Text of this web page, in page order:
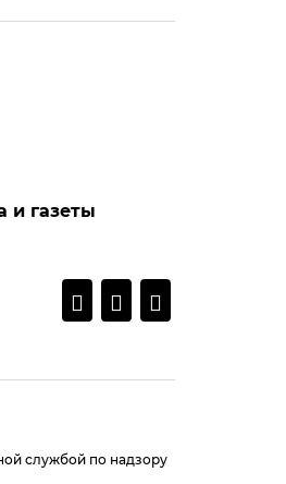
и газеты
службой по надзору